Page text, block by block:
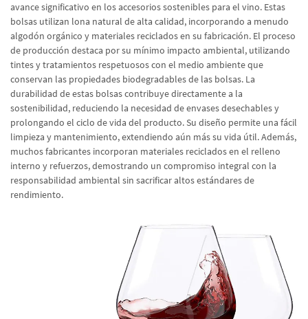
avance significativo en los accesorios sostenibles para el vino. Estas
bolsas utilizan lona natural de alta calidad, incorporando a menudo
algodón orgánico y materiales reciclados en su fabricación. El proceso
de producción destaca por su mínimo impacto ambiental, utilizando
tintes y tratamientos respetuosos con el medio ambiente que
conservan las propiedades biodegradables de las bolsas. La
durabilidad de estas bolsas contribuye directamente a la
sostenibilidad, reduciendo la necesidad de envases desechables y
prolongando el ciclo de vida del producto. Su diseño permite una fácil
limpieza y mantenimiento, extendiendo aún más su vida útil. Además,
muchos fabricantes incorporan materiales reciclados en el relleno
interno y refuerzos, demostrando un compromiso integral con la
responsabilidad ambiental sin sacrificar altos estándares de
rendimiento.